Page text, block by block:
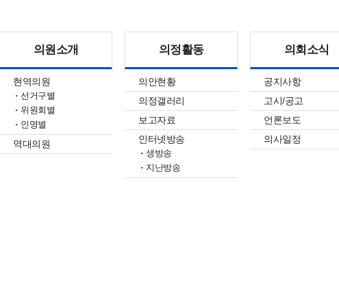
의원소개
현역의원
선거구별
위원회별
인명별
역대의원
의정활동
의안현황
의정갤러리
보고자료
인터넷방송
생방송
지난방송
의회소식
공지사항
고시/공고
언론보도
의사일정